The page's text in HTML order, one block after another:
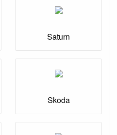
Saturn
Skoda